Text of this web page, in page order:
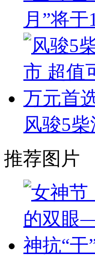
月”将
风骏5
推荐图片